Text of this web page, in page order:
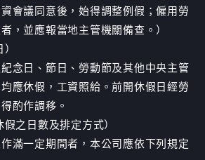
會議同意後，始得調整例假；僱用勞
，並應報當地主管機關備查。）
念日、節日、勞動節及其他中央主管
應休假，工資照給。前開休假日經勞
酌作調移。
之日數及排定方式）
滿一定期間者，本公司應依下列規定